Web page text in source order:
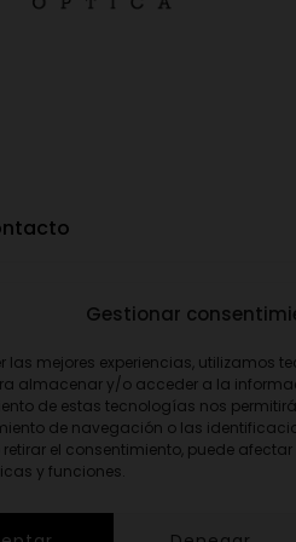
Gestionar
las mejores experiencias, utilizamos
almacenar y/o acceder a la
de estas tecnologías nos
de navegación o las
retirar el consentimiento, puede
y funciones.
opticavisionnorte@gmail.com